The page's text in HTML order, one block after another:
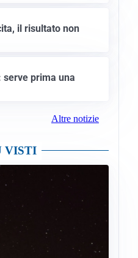
il risultato non
serve prima una
Altre notizie
VISTI